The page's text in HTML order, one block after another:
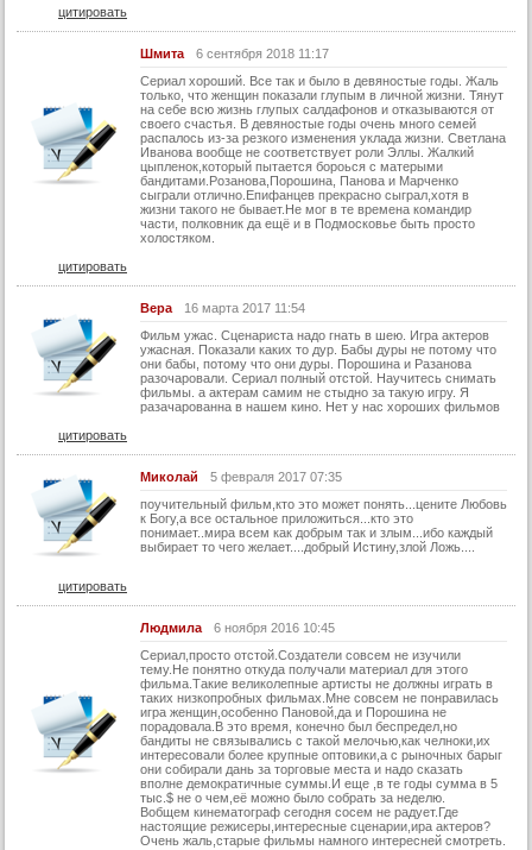
цитировать
Шмита
6 сентября 2018 11:17
Сериал хороший. Все так и было в девяностые годы. Жаль
только, что женщин показали глупым в личной жизни. Тянут
на себе всю жизнь глупых салдафонов и отказываются от
своего счастья. В девяностые годы очень много семей
распалось из-за резкого изменения уклада жизни. Светлана
Иванова вообще не соответствует роли Эллы. Жалкий
цыпленок,который пытается бороься с матерыми
бандитами.Розанова,Порошина, Панова и Марченко
сыграли отлично.Епифанцев прекрасно сыграл,хотя в
жизни такого не бывает.Не мог в те времена командир
части, полковник да ещё и в Подмосковье быть просто
холостяком.
цитировать
Вера
16 марта 2017 11:54
Фильм ужас. Сценариста надо гнать в шею. Игра актеров
ужасная. Показали каких то дур. Бабы дуры не потому что
они бабы, потому что они дуры. Порошина и Разанова
разочаровали. Сериал полный отстой. Научитесь снимать
фильмы. а актерам самим не стыдно за такую игру. Я
разачарованна в нашем кино. Нет у нас хороших фильмов
цитировать
Миколай
5 февраля 2017 07:35
поучительный фильм,кто это может понять...цените Любовь
к Богу,а все остальное приложиться...кто это
понимает..мира всем как добрым так и злым...ибо каждый
выбирает то чего желает....добрый Истину,злой Ложь....
цитировать
Людмила
6 ноября 2016 10:45
Сериал,просто отстой.Создатели совсем не изучили
тему.Не понятно откуда получали материал для этого
фильма.Такие великолепные артисты не должны играть в
таких низкопробных фильмах.Мне совсем не понравилась
игра женщин,особенно Пановой,да и Порошина не
порадовала.В это время, конечно был беспредел,но
бандиты не связывались с такой мелочью,как челноки,их
интересовали более крупные оптовики,а с рыночных барыг
они собирали дань за торговые места и надо сказать
вполне демократичные суммы.И еще ,в те годы сумма в 5
тыс.$ не о чем,её можно было собрать за неделю.
Вобщем кинематограф сегодня сосем не радует.Где
настоящие режисеры,интересные сценарии,ира актеров?
Очень жаль,старые фильмы намного интересней смотреть.